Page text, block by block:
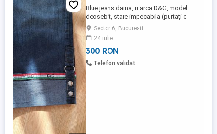
Blue jeans dama, marca D&G, model
deosebit, stare impecabila (purtați o
singura data), marimea W33 L32.
Sector 6, Bucuresti
24 iulie
300 RON
Telefon validat